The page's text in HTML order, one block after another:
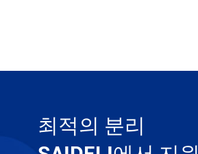
최적의 분리